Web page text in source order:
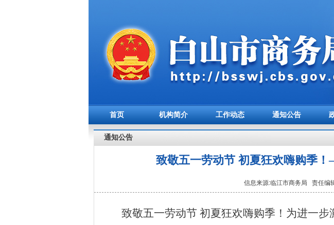
首页 机构简介 工作动态 通知公告
通知公告
致敬五一劳动节 初夏狂欢嗨购季
信息来源:临江市商务局 责任编
致敬五一劳动节 初夏狂欢嗨购季！为进一步